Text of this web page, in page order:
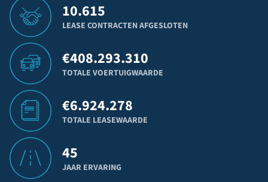
10.615
LEASE CONTRACTEN AFGESLOTEN
€408.293.310
TOTALE VOERTUIGWAARDE
€6.924.278
TOTALE LEASEWAARDE
45
JAAR ERVARING